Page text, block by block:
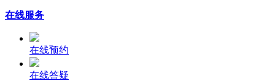
在线服务
在线预约
在线答疑